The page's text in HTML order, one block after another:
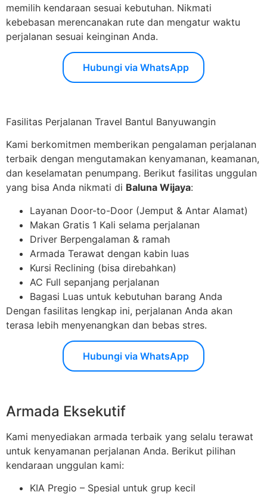
memilih kendaraan sesuai kebutuhan. Nikmati
kebebasan merencanakan rute dan mengatur waktu
perjalanan sesuai keinginan Anda.
Hubungi via WhatsApp
Fasilitas Perjalanan Travel Bantul Banyuwangin
Kami berkomitmen memberikan pengalaman perjalanan
terbaik dengan mengutamakan kenyamanan, keamanan,
dan keselamatan penumpang. Berikut fasilitas unggulan
yang bisa Anda nikmati di Baluna Wijaya:
Layanan Door-to-Door (Jemput & Antar Alamat)
Makan Gratis 1 Kali selama perjalanan
Driver Berpengalaman & ramah
Armada Terawat dengan kabin luas
Kursi Reclining (bisa direbahkan)
AC Full sepanjang perjalanan
Bagasi Luas untuk kebutuhan barang Anda
Dengan fasilitas lengkap ini, perjalanan Anda akan
terasa lebih menyenangkan dan bebas stres.
Hubungi via WhatsApp
Armada Eksekutif
Kami menyediakan armada terbaik yang selalu terawat
untuk kenyamanan perjalanan Anda. Berikut pilihan
kendaraan unggulan kami:
KIA Pregio – Spesial untuk grup kecil